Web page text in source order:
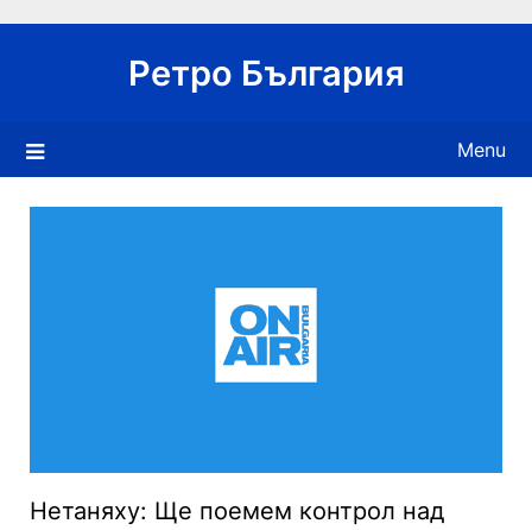
Ретро България
Menu
Нетаняху: Ще поемем контрол над